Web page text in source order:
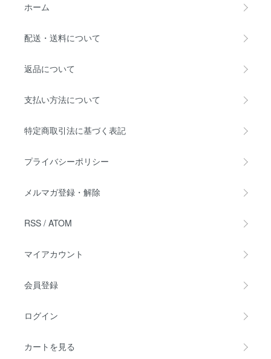
ホーム
配送・送料について
返品について
支払い方法について
特定商取引法に基づく表記
プライバシーポリシー
メルマガ登録・解除
RSS / ATOM
マイアカウント
会員登録
ログイン
カートを見る